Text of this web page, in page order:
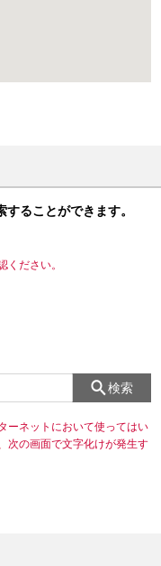
ることができます。
ください。
検索
ーネットにおいて使ってはい
次の画面で文字化けが発生す